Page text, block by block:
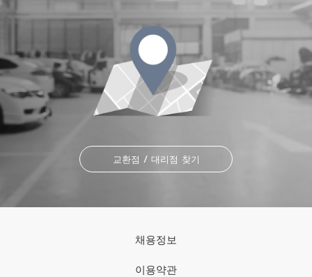
교환점 / 대리점 찾기
채용정보
이용약관